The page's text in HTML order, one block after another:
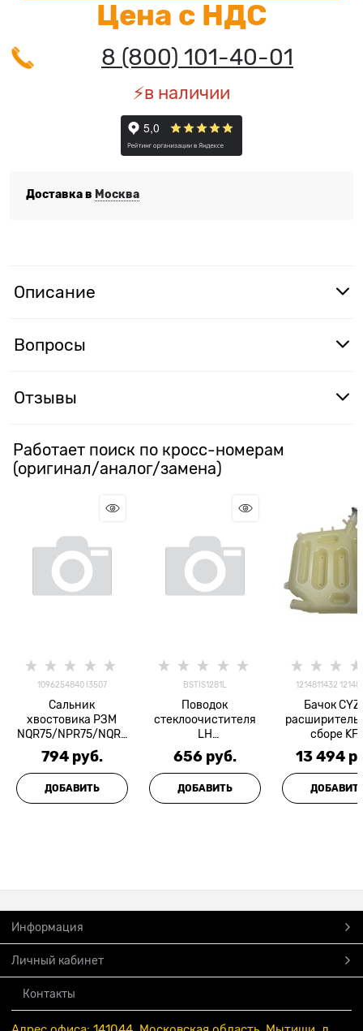
Цена с НДС
8 (800) 101-40-01
⚡️в наличии
Доставка в Москва
Описание
Вопросы
Отзывы
Работает поиск по кросс-номерам
(оригинал/аналог/замена)
1096254840 I3507
Сальник
хвостовика РЗМ
NQR75/NPR75/NQR9
0/FSR90 MUSASHI
794 руб.
ДОБАВИТЬ
BSTIS1281L
Поводок
стеклоочистителя
LH
Богдан/NQR75/NQR
71 LH
656 руб.
ДОБАВИТЬ
1214811432
Бачок
сборе
13 494
Информация
Личный кабинет
Контакты